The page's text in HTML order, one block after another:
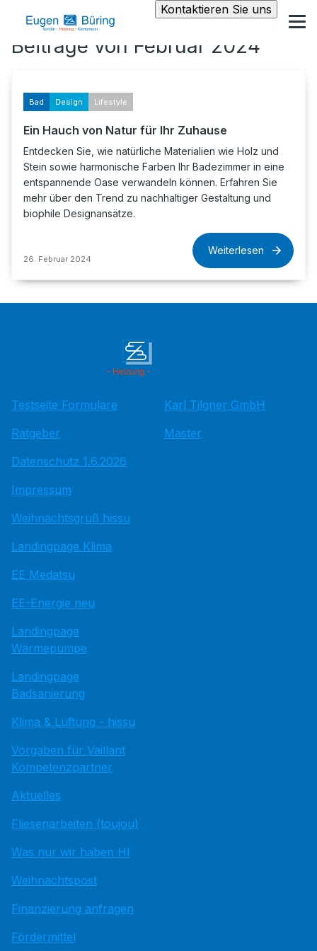
Kontaktieren Sie uns
Beiträge von Februar 2024
Bad Design Lifestyle
Ein Hauch von Natur für Ihr Zuhause
Entdecken Sie, wie natürliche Materialien wie Holz und
Stein sowie harmonische Farben Ihr Badezimmer in eine
entspannende Oase verwandeln können. Erfahren Sie
mehr über den Trend zu nachhaltiger Gestaltung und
biophile Designansätze.
26. Februar 2024
Weiterlesen
Testseite Formulare
Ratgeber
Datenschutz 1.6.2026
Impressum
Weihnachtsgruß hissu
Landingpage Klima
EE Medatsu
EE-Energie neu
Landingpage
Wärmepumpe
Landingpage
Badsanierung
Klima & Lüftung - hissu
Vorgaben für Vaillant
Kompetenzpartner
Aktuelles
Fliesenarbeiten (toujou)
Was nur wir haben HI
Weihnachtspost
Finanzierung anfragen
Fördermittel
Karl Tilgner GmbH
Master